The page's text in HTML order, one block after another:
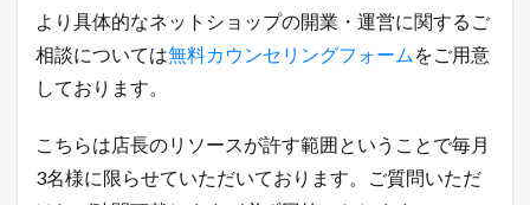
より具体的なネットショップの開業・運営に関するご
相談については無料カウンセリングフォーム をご用意
しております。
こちらは店長のリソースが許す範囲ということで毎月
3名様に限らせていただいております。ご質問いただ